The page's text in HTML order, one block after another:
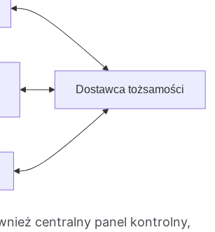
centralny panel kontrolny,